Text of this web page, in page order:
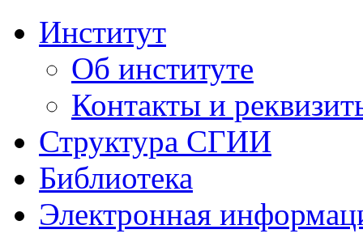
Институт
Об институте
Контакты и
Структура СГИИ
Библиотека
Электронная